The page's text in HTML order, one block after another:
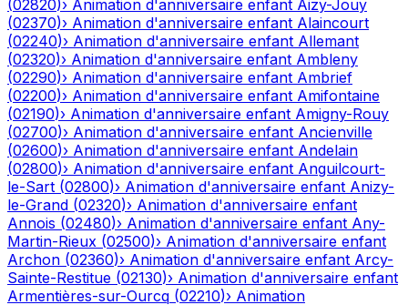
(02820)› Animation d'anniversaire enfant Aizy-Jouy
(02370)› Animation d'anniversaire enfant Alaincourt
(02240)› Animation d'anniversaire enfant Allemant
(02320)› Animation d'anniversaire enfant Ambleny
(02290)› Animation d'anniversaire enfant Ambrief
(02200)› Animation d'anniversaire enfant Amifontaine
(02190)› Animation d'anniversaire enfant Amigny-Rouy
(02700)› Animation d'anniversaire enfant Ancienville
(02600)› Animation d'anniversaire enfant Andelain
(02800)› Animation d'anniversaire enfant Anguilcourt-
le-Sart (02800)› Animation d'anniversaire enfant Anizy-
le-Grand (02320)› Animation d'anniversaire enfant
Annois (02480)› Animation d'anniversaire enfant Any-
Martin-Rieux (02500)› Animation d'anniversaire enfant
Archon (02360)› Animation d'anniversaire enfant Arcy-
Sainte-Restitue (02130)› Animation d'anniversaire enfant
Armentières-sur-Ourcq (02210)› Animation